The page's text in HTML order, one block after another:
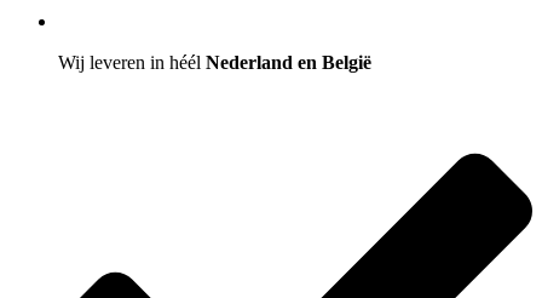
Wij leveren in héél Nederland en België